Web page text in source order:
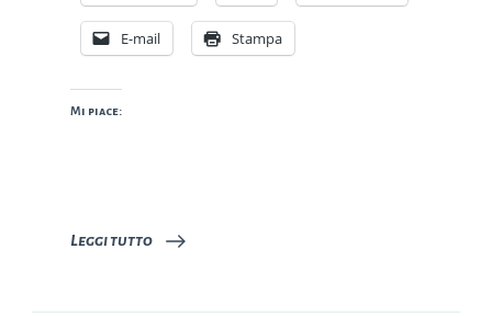
E-mail Stampa
Mi piace:
Leggi tutto